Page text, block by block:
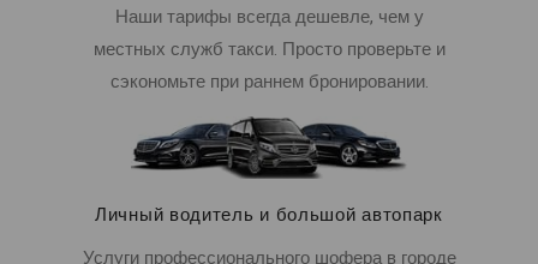
Наши тарифы всегда дешевле, чем у
местных служб такси. Просто проверьте и
сэкономьте при раннем бронировании.
Личный водитель и большой автопарк
Услуги профессионального шофера в городе